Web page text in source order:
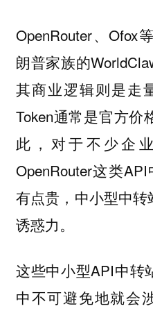
OpenRouter、Ofox
朗普家族的
其商业逻辑则是走
Token通常是官方价
此，对于不少企
OpenRouter这类
有点贵，中小型中
诱惑力。
这些中小型API中转
中不可避免地就会